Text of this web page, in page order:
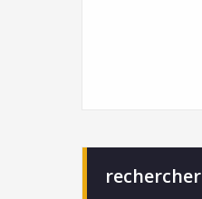
rechercher